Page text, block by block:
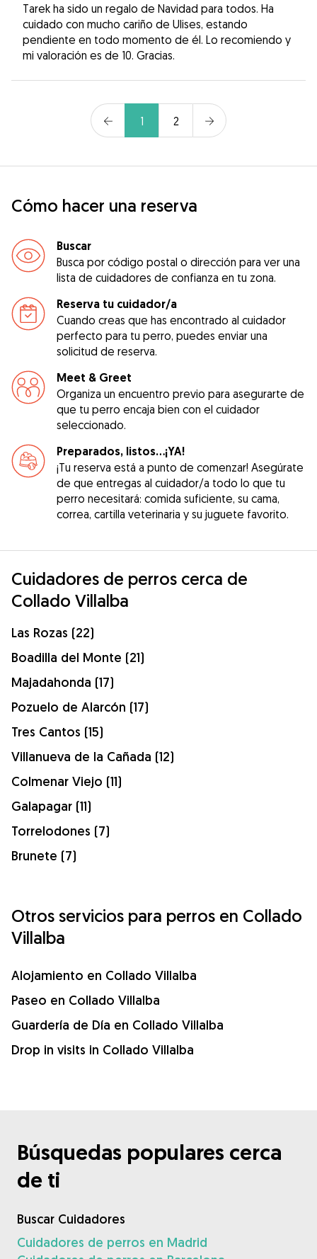
Tarek ha sido un regalo de Navidad para todos. Ha
cuidado con mucho cariño de Ulises, estando
pendiente en todo momento de él. Lo recomiendo y
mi valoración es de 10. Gracias.
1 2
Cómo hacer una reserva
Buscar
Busca por código postal o dirección para ver una
lista de cuidadores de confianza en tu zona.
Reserva tu cuidador/a
Cuando creas que has encontrado al cuidador
perfecto para tu perro, puedes enviar una
solicitud de reserva.
Meet & Greet
Organiza un encuentro previo para asegurarte de
que tu perro encaja bien con el cuidador
seleccionado.
Preparados, listos...¡YA!
¡Tu reserva está a punto de comenzar! Asegúrate
de que entregas al cuidador/a todo lo que tu
perro necesitará: comida suficiente, su cama,
correa, cartilla veterinaria y su juguete favorito.
Cuidadores de perros cerca de
Collado Villalba
Las Rozas (22)
Boadilla del Monte (21)
Majadahonda (17)
Pozuelo de Alarcón (17)
Tres Cantos (15)
Villanueva de la Cañada (12)
Colmenar Viejo (11)
Galapagar (11)
Torrelodones (7)
Brunete (7)
Otros servicios para perros en Collado
Villalba
Alojamiento en Collado Villalba
Paseo en Collado Villalba
Guardería de Día en Collado Villalba
Drop in visits in Collado Villalba
Búsquedas populares cerca
de ti
Buscar Cuidadores
Cuidadores de perros en Madrid